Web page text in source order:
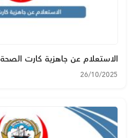
الاستعلام عن جاهزية كارت الصحة moh.gov.kw
26/10/2025